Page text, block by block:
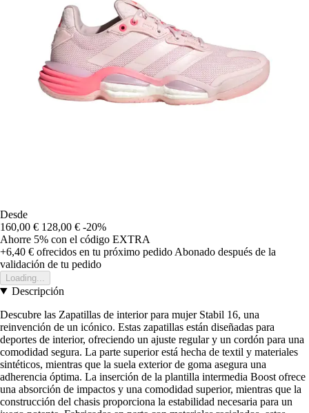
Desde
160,00 € 128,00 € -20%
Ahorre 5% con el código EXTRA
+6,40 € ofrecidos en tu próximo pedido Abonado después de la
validación de tu pedido
Loading...
Descripción
Descubre las Zapatillas de interior para mujer Stabil 16, una
reinvención de un icónico. Estas zapatillas están diseñadas para
deportes de interior, ofreciendo un ajuste regular y un cordón para una
comodidad segura. La parte superior está hecha de textil y materiales
sintéticos, mientras que la suela exterior de goma asegura una
adherencia óptima. La inserción de la plantilla intermedia Boost ofrece
una absorción de impactos y una comodidad superior, mientras que la
construcción del chasis proporciona la estabilidad necesaria para un